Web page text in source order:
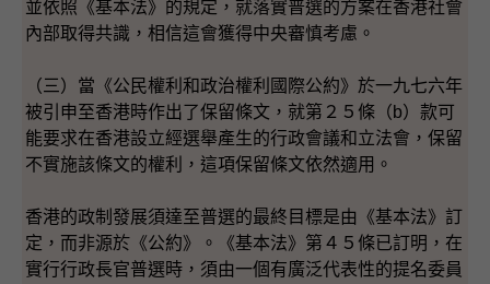
並依照《基本法》的規定，就落實普選的方案在香港社會
內部取得共識，相信這會獲得中央審慎考慮。
（三）當《公民權利和政治權利國際公約》於一九七六年
被引申至香港時作出了保留條文，就第２５條（b）款可
能要求在香港設立經選舉產生的行政會議和立法會，保留
不實施該條文的權利，這項保留條文依然適用。
香港的政制發展須達至普選的最終目標是由《基本法》訂
定，而非源於《公約》。《基本法》第４５條已訂明，在
實行行政長官普選時，須由一個有廣泛代表性的提名委員